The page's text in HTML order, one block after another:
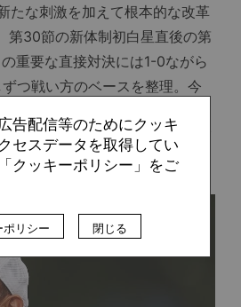
たな刺激を加えて根本的な改革
第30節の新体制初白星直後の第
重要な直接対決には1-0ながら
つ戦い方のベースを整理。今
、第32節の秋田戦だったか。
季最も苦手としていたスタイ
信頼性を高めた。
告配信等のためにクッキ
セスデータを取得してい
クッキーポリシー」をご
ポリシー 閉じる